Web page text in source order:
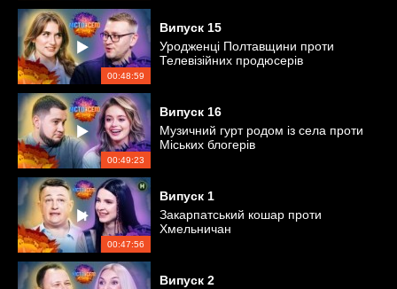
00:48:59
Випуск 15
Уродженці Полтавщини проти
Телевізійних продюсерів
00:49:23
Випуск 16
Музичний гурт родом із села проти
Міських блогерів
00:47:56
Випуск 1
Закарпатський кошар проти
Хмельничан
Випуск 2